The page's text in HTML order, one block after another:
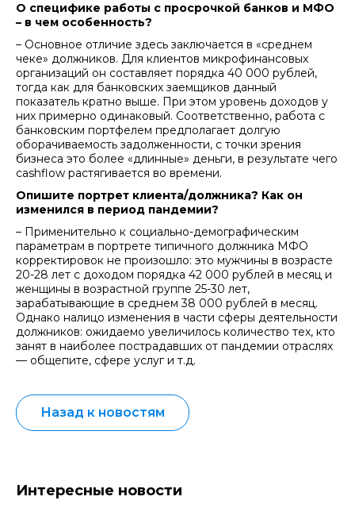
О специфике работы с просрочкой банков и МФО
– в чем особенность?
– Основное отличие здесь заключается в «среднем
чеке» должников. Для клиентов микрофинансовых
организаций он составляет порядка 40 000 рублей,
тогда как для банковских заемщиков данный
показатель кратно выше. При этом уровень доходов у
них примерно одинаковый. Соответственно, работа с
банковским портфелем предполагает долгую
оборачиваемость задолженности, с точки зрения
бизнеса это более «длинные» деньги, в результате чего
cashflow растягивается во времени.
Опишите портрет клиента/должника? Как он
изменился в период пандемии?
– Применительно к социально-демографическим
параметрам в портрете типичного должника МФО
корректировок не произошло: это мужчины в возрасте
20-28 лет с доходом порядка 42 000 рублей в месяц и
женщины в возрастной группе 25-30 лет,
зарабатывающие в среднем 38 000 рублей в месяц.
Однако налицо изменения в части сферы деятельности
должников: ожидаемо увеличилось количество тех, кто
занят в наиболее пострадавших от пандемии отраслях
— общепите, сфере услуг и т.д.
Назад к новостям
Интересные новости